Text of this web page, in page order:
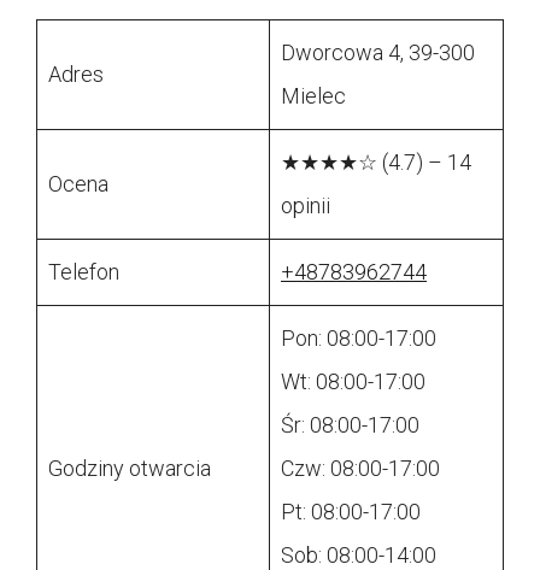
Adres
Dworcowa 4, 39-300
Mielec
Ocena
★★★★☆ (4.7) – 14
opinii
Telefon +48783962744
Godziny otwarcia
Pon: 08:00-17:00
Wt: 08:00-17:00
Śr: 08:00-17:00
Czw: 08:00-17:00
Pt: 08:00-17:00
Sob: 08:00-14:00